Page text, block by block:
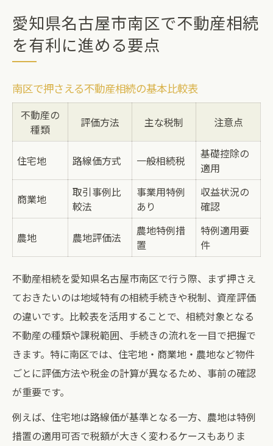
不動産相続を成功へ導く実践的な準備法
相続税対策として不動産を活用する実践方法
相続税対策に役立つ不動産活用の実例一覧
資産運用視点で見る不動産相続のポイント
不動産相続ならではの節税メリットを徹底
解説
相続税対策を成功させるための実践ステッ
プ
南区の資産運用で押さえるべき相続ポイント
南区における資産運用と不動産相続の関係
資産運用を考慮した不動産相続の進め方
不動産相続後の資産形成で重視すべき点
相続資産を増やすための不動産活用法
不動産相続に強い資産運用のコツとは
家族の安心を守るための不動産相続知識
家族の安心を守る不動産相続ポイント一覧
不動産相続で家族間トラブルを防ぐ方法
安心して進めるための相続準備チェック
家族で話し合うべき不動産相続の注意点
愛知県名古屋市南区で不動産相続
を有利に進める要点
南区で押さえる不動産相続の基本比較表
不動産の
種類
評価方法 主な税制 注意点
住宅地 路線価方式 一般相続税
基礎控除の
適用
商業地
取引事例比
較法
事業用特例
あり
収益状況の
確認
農地 農地評価法
農地特例措
置
特例適用要
件
不動産相続を愛知県名古屋市南区で行う際、まず押さえ
ておきたいのは地域特有の相続手続きや税制、資産評価
の違いです。比較表を活用することで、相続対象となる
不動産の種類や課税範囲、手続きの流れを一目で把握で
きます。特に南区では、住宅地・商業地・農地など物件
ごとに評価方法や税金の計算が異なるため、事前の確認
が重要です。
例えば、住宅地は路線価が基準となる一方、農地は特例
措置の適用可否で税額が大きく変わるケースもありま